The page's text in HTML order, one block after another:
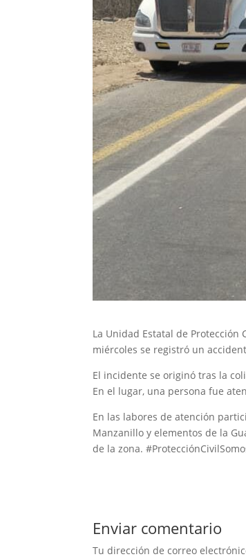
La Unidad Estatal de Protección
miércoles se registró un
El incidente se originó tras la
En el lugar, una persona fue
En las labores de atención
Manzanillo y elementos de la
de la zona.
Enviar comentario
Tu dirección de correo